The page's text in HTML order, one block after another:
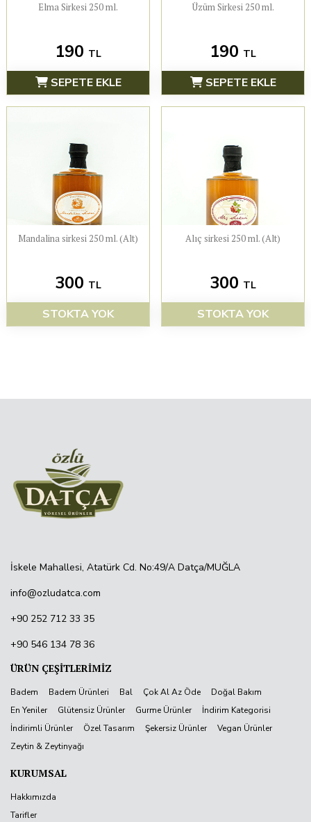
Elma Sirkesi 250 ml.
190 TL
SEPETE EKLE
Üzüm Sirkesi 250 ml.
190 TL
SEPETE EKLE
Mandalina sirkesi 250 ml. (Alt)
300 TL
STOKTA YOK
Alıç sirkesi 250 ml. (Alt)
300 TL
STOKTA YOK
İskele Mahallesi, Atatürk Cd. No:49/A Datça/MUĞLA
info@ozludatca.com
+90 252 712 33 35
+90 546 134 78 36
ÜRÜN ÇEŞİTLERİMİZ
Badem Badem Ürünleri Bal Çok Al Az Öde
Doğal Bakım
En Yeniler
Glütensiz Ürünler Gurme Ürünler
İndirim Kategorisi
İndirimli Ürünler
Özel Tasarım Şekersiz Ürünler
Vegan Ürünler
Zeytin & Zeytinyağı
KURUMSAL
Hakkımızda
Tarifler